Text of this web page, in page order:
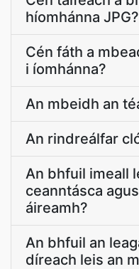
híomhánna JPG?
Cén fáth a
i íomhánna?
An mbeidh an
An rindreálfar
An bhfuil imeall
ceanntásca
áireamh?
An bhfuil an
díreach leis an